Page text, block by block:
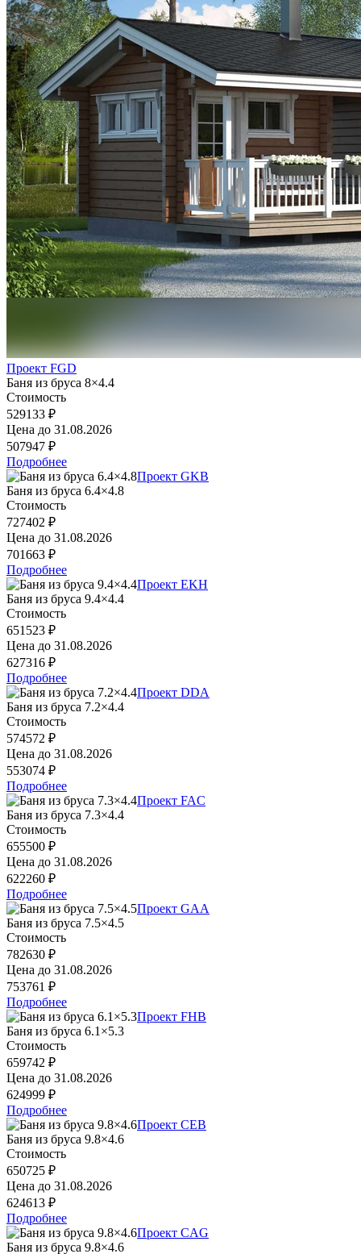
Проект FGD
Баня из бруса 8×4.4
Стоимость
529133 ₽
Цена до 31.08.2026
507947 ₽
Подробнее
Проект GKB
Баня из бруса 6.4×4.8
Стоимость
727402 ₽
Цена до 31.08.2026
701663 ₽
Подробнее
Проект EKH
Баня из бруса 9.4×4.4
Стоимость
651523 ₽
Цена до 31.08.2026
627316 ₽
Подробнее
Проект DDA
Баня из бруса 7.2×4.4
Стоимость
574572 ₽
Цена до 31.08.2026
553074 ₽
Подробнее
Проект FAC
Баня из бруса 7.3×4.4
Стоимость
655500 ₽
Цена до 31.08.2026
622260 ₽
Подробнее
Проект GAA
Баня из бруса 7.5×4.5
Стоимость
782630 ₽
Цена до 31.08.2026
753761 ₽
Подробнее
Проект FHB
Баня из бруса 6.1×5.3
Стоимость
659742 ₽
Цена до 31.08.2026
624999 ₽
Подробнее
Проект CEB
Баня из бруса 9.8×4.6
Стоимость
650725 ₽
Цена до 31.08.2026
624613 ₽
Подробнее
Проект CAG
Баня из бруса 9.8×4.6